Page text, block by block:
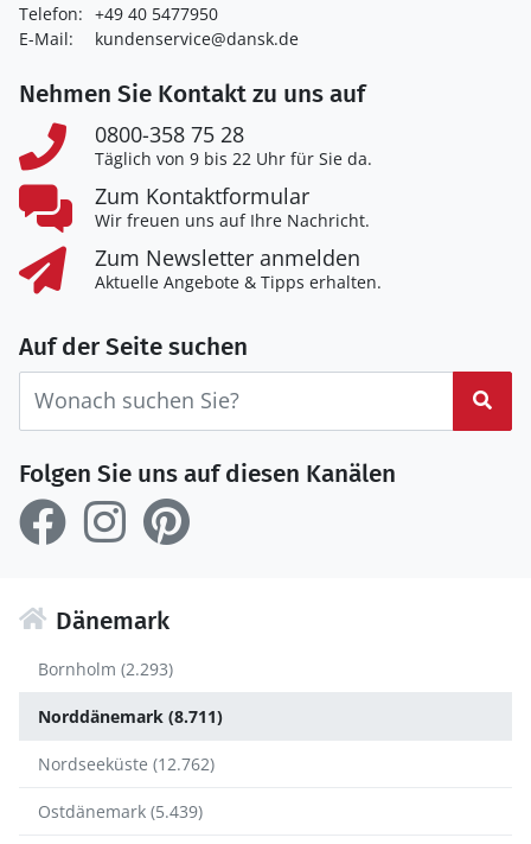
Telefon: +49 40 5477950
E-Mail:
kundenservice@dansk.de
Nehmen Sie Kontakt zu uns auf
0800-358 75 28
Täglich von 9 bis 22 Uhr für Sie da.
Zum Kontaktformular
Wir freuen uns auf Ihre Nachricht.
Zum Newsletter anmelden
Aktuelle Angebote & Tipps erhalten.
Auf der Seite suchen
Folgen Sie uns auf diesen Kanälen
Dänemark
Bornholm (2.293)
Norddänemark (8.711)
Nordseeküste (12.762)
Ostdänemark (5.439)